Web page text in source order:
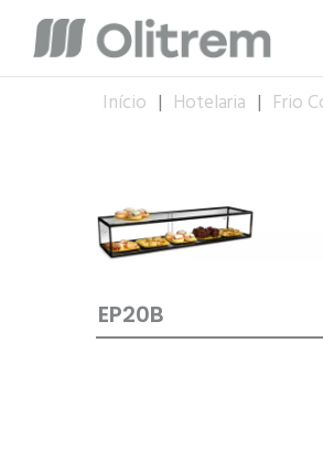
Início | Hotelaria | Frio
EP20B